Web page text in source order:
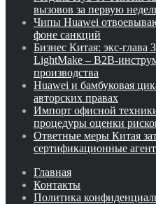
вызовов за первую
Чипы Huawei
фоне санкций
Бизнес Китая: экс-глава
LightMake – B2B-
производства
Huawei и бамбуковая
авторских правах
Импорт офисной
процедуры оценки
Ответные меры Китая
сертификационные
Главная
Контакты
Политика